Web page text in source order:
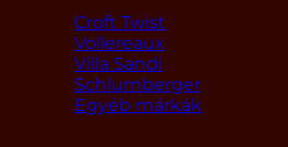
Croft Twist
Vollereaux
Villa Sandi
Schlumberger
Egyéb márkák